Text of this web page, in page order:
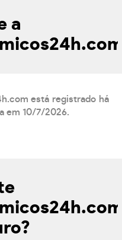
a
está registrado há
em 10/7/2026.